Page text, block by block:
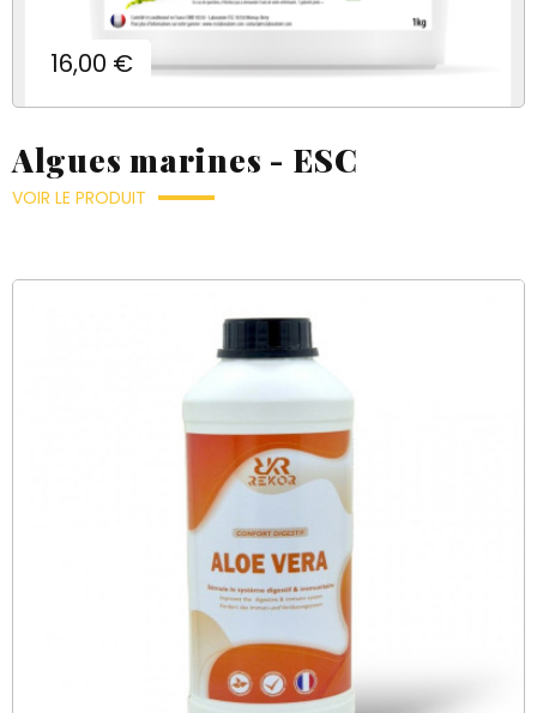
Prix
16,00 €
Algues marines - ESC
VOIR LE PRODUIT